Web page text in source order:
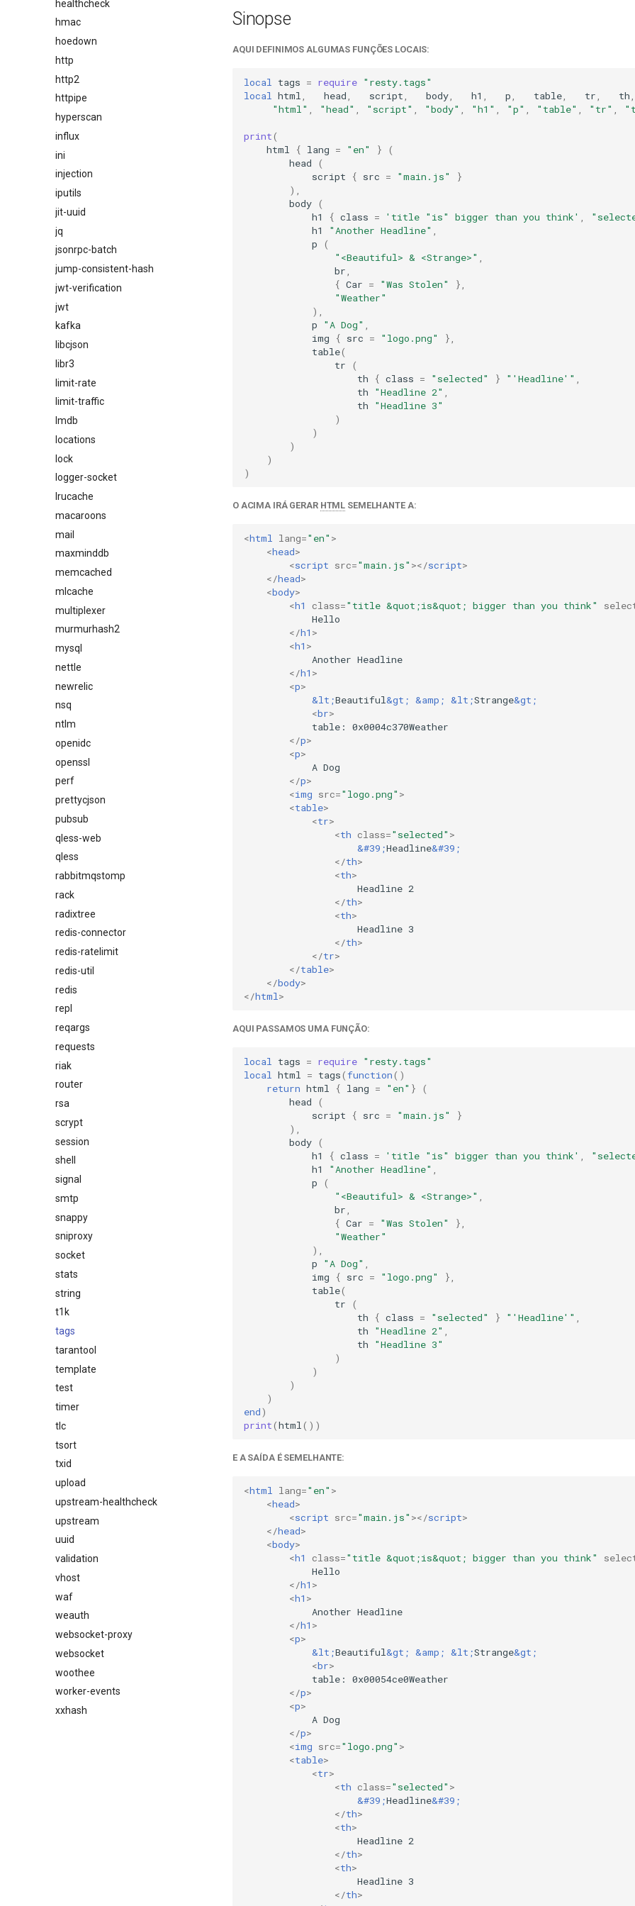
healthcheck
hmac
hoedown
http
http2
httpipe
hyperscan
influx
ini
injection
iputils
jit-uuid
jq
jsonrpc-batch
jump-consistent-hash
jwt-verification
jwt
kafka
libcjson
libr3
limit-rate
limit-traffic
lmdb
locations
lock
logger-socket
lrucache
macaroons
mail
maxminddb
memcached
mlcache
multiplexer
murmurhash2
mysql
nettle
newrelic
nsq
ntlm
openidc
openssl
perf
prettycjson
pubsub
qless-web
qless
rabbitmqstomp
rack
radixtree
redis-connector
redis-ratelimit
redis-util
redis
repl
reqargs
requests
riak
router
rsa
scrypt
session
shell
signal
smtp
snappy
sniproxy
socket
stats
string
t1k
tags
tarantool
template
test
timer
tlc
tsort
txid
upload
upstream-healthcheck
upstream
uuid
validation
vhost
waf
weauth
websocket-proxy
websocket
woothee
worker-events
xxhash
Sinopse
AQUI DEFINIMOS ALGUMAS FUNÇÕES LOCAIS:
local tags = require "resty.tags"
local
html head script body h1 p table tr th
"html"
"head" "script" "body" "h1" "p" "table" "tr"
print(
html
{ lang = "en" }
(
head
(
script
{ src = "main.js"
}
),
body (
h1
{ class = 'title "is" bigger than you think'
h1
"Another Headline"
p
(
"<Beautiful> & <Strange>"
br
{ Car = "Was Stolen"
},
"Weather"
),
p
"A Dog"
img
{ src = "logo.png"
},
table(
tr
(
th
{ class = "selected" } "'Headline'"
th
"Headline 2"
th
"Headline 3"
)
)
)
)
)
O ACIMA IRÁ GERAR HTML SEMELHANTE A:
<html lang="en" >
<head>
<script src="main.js" ></script>
</head>
<body>
<h1 class="title &quot;is&quot; bigger than you think"
            Hello
</h1 >
<h1 >
            Another Headline
</h1 >
<p>
&lt;Beautiful&gt; &amp; &lt;Strange&gt;
<br>
            table: 0x0004c370Weather
</p>
<p>
            A Dog
</p>
<img src="logo.png" >
<table>
<tr>
<th class="selected" >
&#39;Headline&#39;
</th>
<th>
                    Headline 2
</th>
<th>
                    Headline 3
</th>
</tr>
</table>
</body>
</html >
AQUI PASSAMOS UMA FUNÇÃO:
local tags = require "resty.tags"
local
html = tags(function()
return html { lang = "en" }
(
head
(
script
{ src = "main.js"
}
),
body (
h1
{ class = 'title "is" bigger than you think'
h1
"Another Headline"
p
(
"<Beautiful> & <Strange>"
br
{ Car = "Was Stolen"
},
"Weather"
),
p
"A Dog"
img
{ src = "logo.png"
},
table(
tr
(
th
{ class = "selected" } "'Headline'"
th
"Headline 2"
th
"Headline 3"
)
)
)
)
end)
print(html ())
E A SAÍDA É SEMELHANTE:
<html lang="en" >
<head>
<script src="main.js" ></script>
</head>
<body>
<h1 class="title &quot;is&quot; bigger than you think"
            Hello
</h1 >
<h1 >
            Another Headline
</h1 >
<p>
&lt;Beautiful&gt; &amp; &lt;Strange&gt;
<br>
            table: 0x00054ce0Weather
</p>
<p>
            A Dog
</p>
<img src="logo.png" >
<table>
<tr>
<th class="selected" >
&#39;Headline&#39;
</th>
<th>
                    Headline 2
</th>
<th>
                    Headline 3
</th>